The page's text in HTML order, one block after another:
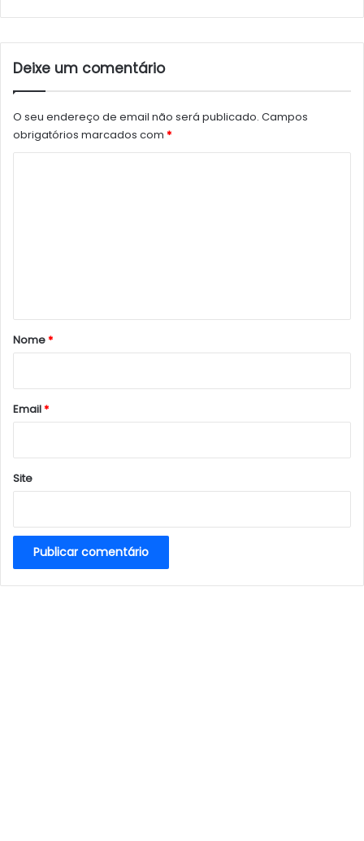
Deixe um comentário
O seu endereço de email não será publicado. Campos
obrigatórios marcados com *
r
*
Nome*
Email*
Site